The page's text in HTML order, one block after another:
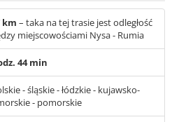
km – taka na tej trasie jest odległość
miejscowościami Nysa - Rumia
44 min
- śląskie - łódzkie - kujawsko-
- pomorskie